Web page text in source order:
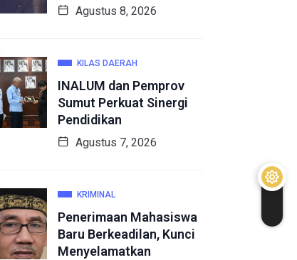
Agustus 8, 2026
KILAS DAERAH
INALUM dan Pemprov
Sumut Perkuat Sinergi
Pendidikan
Agustus 7, 2026
KRIMINAL
Penerimaan Mahasiswa
Baru Berkeadilan, Kunci
Menyelamatkan